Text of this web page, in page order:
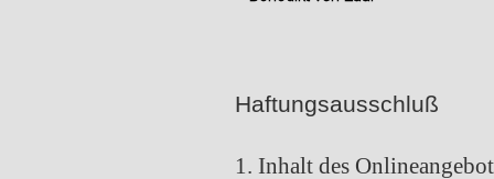
Haftungsausschluß
1. Inhalt des